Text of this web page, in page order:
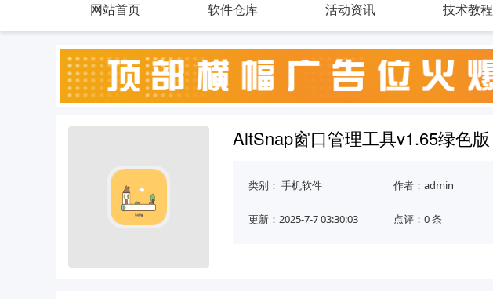
网站首页 软件仓库 活动资讯 技术教程
AltSnap窗口管理工具v1.65绿色版
类别： 手机软件 作者：admin
更新：2025-7-7 03:30:03 点评：0 条